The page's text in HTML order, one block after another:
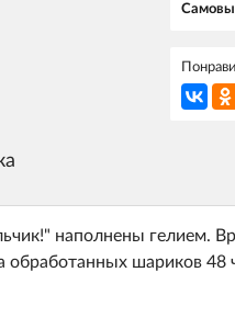
наполнены гелием.
обработанных шариков